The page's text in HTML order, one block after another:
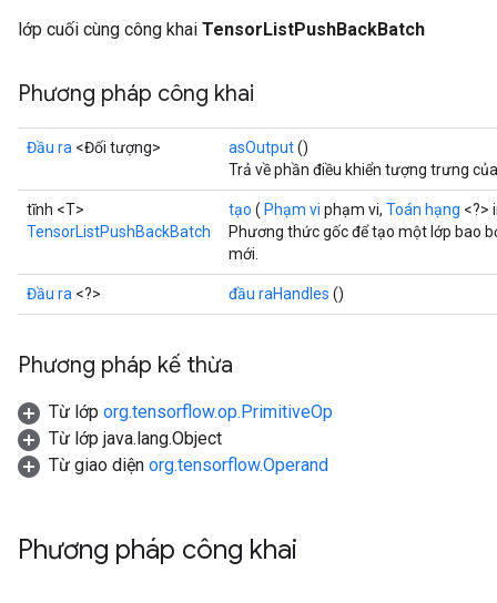
lớp cuối cùng công khai TensorListPushBackBatch
Phương pháp công khai
Đầu ra <Đối tượng> asOutput()
Trả về phần điều khiển tượng trưng
tĩnh <T>
TensorListPushBackBatch
tạo ( Phạm vi phạm vi, Toán hạng <?>
Phương thức gốc để tạo một lớp bao
mới.
Đầu ra <?> đầu raHandles ()
Phương pháp kế thừa
Từ lớp org.tensorflow.op.PrimitiveOp
Từ lớp java.lang.Object
Từ giao diện org.tensorflow.Operand
Phương pháp công khai